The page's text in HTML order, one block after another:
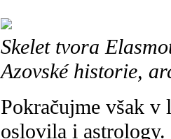
Skelet tvora
Azovské historie,
Pokračujme však v
oslovila i astrology.